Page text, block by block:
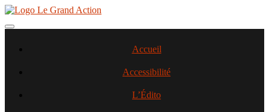
Aller
contenu
Toggle navigation
Accueil
Accessibilité
L’Édito